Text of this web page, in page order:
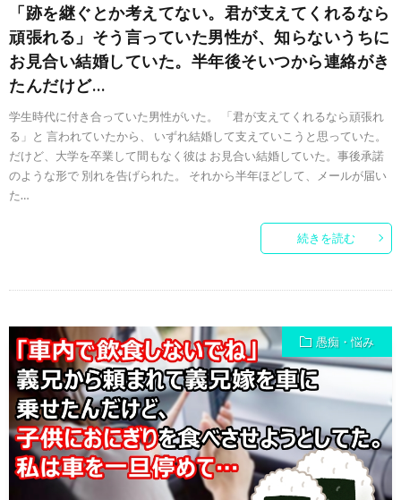
「跡を継ぐとか考えてない。君が支えてくれるなら
頑張れる」そう言っていた男性が、知らないうちに
お見合い結婚していた。半年後そいつから連絡がき
たんだけど…
学生時代に付き合っていた男性がいた。 「君が支えてくれるなら頑張れ
る」と 言われていたから、 いずれ結婚して支えていこうと思っていた。
だけど、大学を卒業して間もなく彼は お見合い結婚していた。事後承諾
のような形で 別れを告げられた。 それから半年ほどして、メールが届い
た…
続きを読む
愚痴・悩み